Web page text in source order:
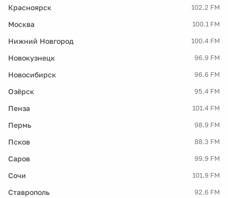
Красноярск 102.2 FM
Москва 100.1 FM
Нижний Новгород 100.4 FM
Новокузнецк 96.9 FM
Новосибирск 96.6 FM
Озёрск 95.4 FM
Пенза 101.4 FM
Пермь 98.9 FM
Псков 88.3 FM
Саров 99.9 FM
Сочи 101.9 FM
Ставрополь 92.6 FM